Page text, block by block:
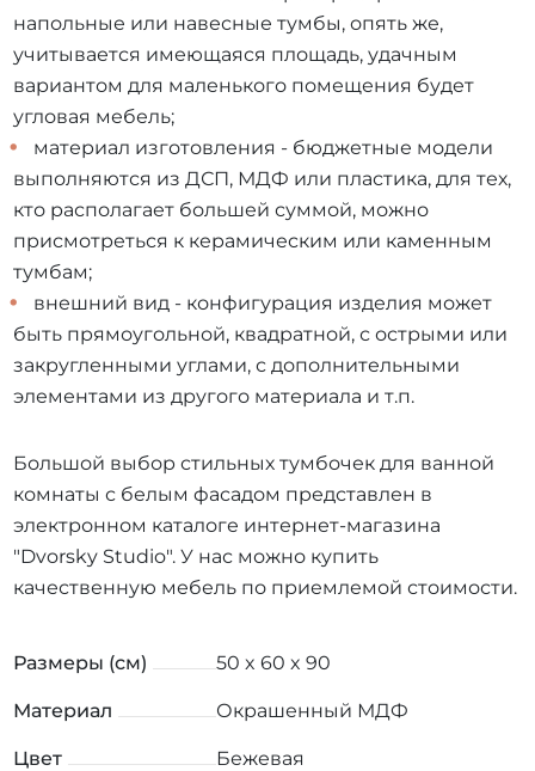
напольные или навесные тумбы, опять же,
учитывается имеющаяся площадь, удачным
вариантом для маленького помещения будет
угловая мебель;
материал изготовления - бюджетные модели
выполняются из ДСП, МДФ или пластика, для тех,
кто располагает большей суммой, можно
присмотреться к керамическим или каменным
тумбам;
внешний вид - конфигурация изделия может
быть прямоугольной, квадратной, с острыми или
закругленными углами, с дополнительными
элементами из другого материала и т.п.
Большой выбор стильных тумбочек для ванной
комнаты с белым фасадом представлен в
электронном каталоге интернет-магазина
"Dvorsky Studio". У нас можно купить
качественную мебель по приемлемой стоимости.
Размеры (см) 50 x 60 x 90
Материал Окрашенный МДФ
Цвет Бежевая